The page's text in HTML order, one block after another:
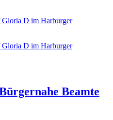
Gloria D im Harburger
Gloria D im Harburger
Beamte